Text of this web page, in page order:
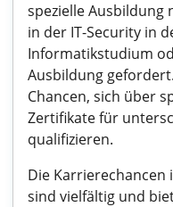
spezielle Ausbildung
in der IT-Security in
Informatikstudium
Ausbildung
Chancen, sich über
Zertifikate für
qualifizieren.
Die
sind vielfältig und